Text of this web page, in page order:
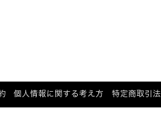
個人情報に関する考え方 特定商取引